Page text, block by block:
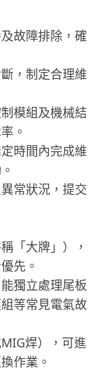
故障排除，確
，制定合理維
模組及機械結
。
時間內完成維
常狀況，提交
「大牌」），
先。
獨立處理尾板
等常見電氣故
焊），可進
作業。